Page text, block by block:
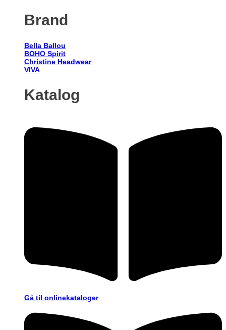
Brand
Bella Ballou
BOHO Spirit
Christine Headwear
VIVA
Katalog
Gå til onlinekataloger